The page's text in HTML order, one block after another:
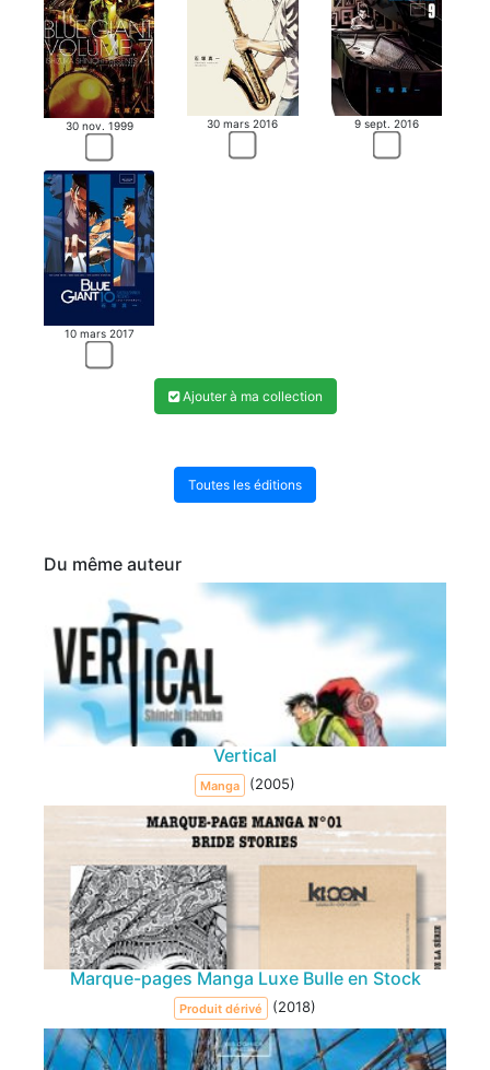
30 nov. 1999 30 mars 2016 9 sept. 2016
10 mars 2017
Ajouter à ma collection
Toutes les éditions
Du même auteur
Vertical
Manga (2005)
Marque-pages Manga Luxe Bulle en Stock
Produit dérivé (2018)